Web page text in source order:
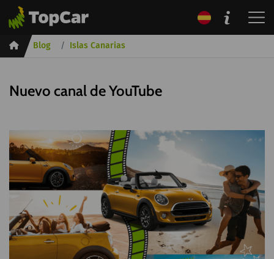
InicioBlog Islas Canarias
Nuevo canal de YouTube